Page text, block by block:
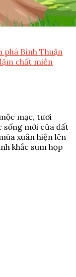
phá Bình Thuận
chất miền
mạc, tươi
sống mới của đất
xuân hiện lên
khắc sum họp